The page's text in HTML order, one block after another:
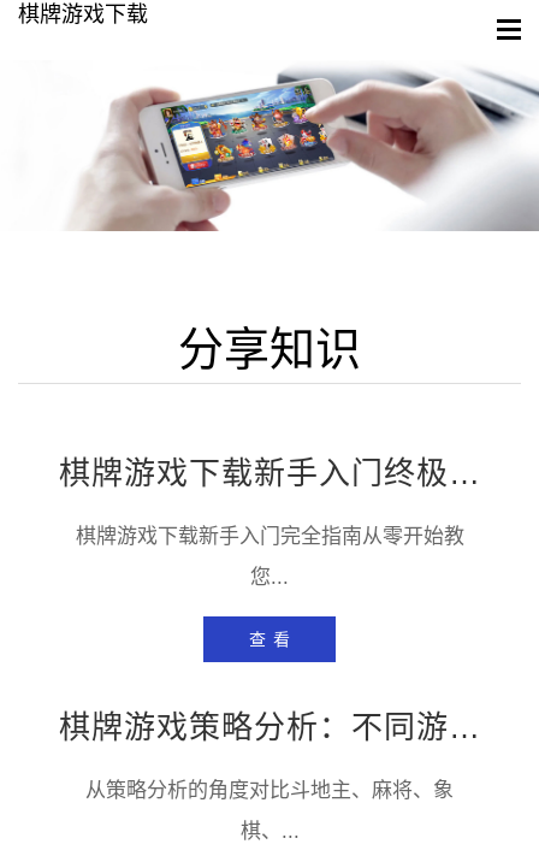
棋牌游戏下载
分享知识
棋牌游戏下载新手入门终极指南——从零开始轻松踏入棋牌世界
棋牌游戏下载新手入门完全指南从零开始教
您...
查 看
棋牌游戏策略分析：不同游戏的通用与专属技巧
从策略分析的角度对比斗地主、麻将、象
棋、...